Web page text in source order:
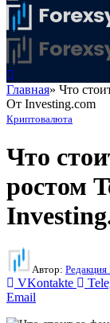
Главная» Что
От Investing.com
Криптовалюта
Что
ростом
Автор: Редакция
VKontakte
Email